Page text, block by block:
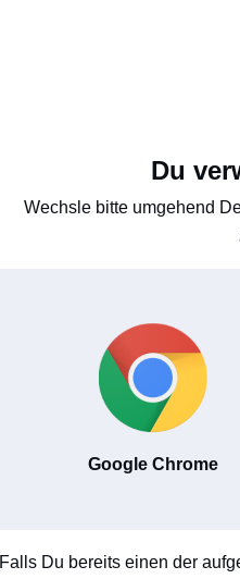
Du
Wechsle bitte umgehend
Google Chrome
Falls Du bereits einen der